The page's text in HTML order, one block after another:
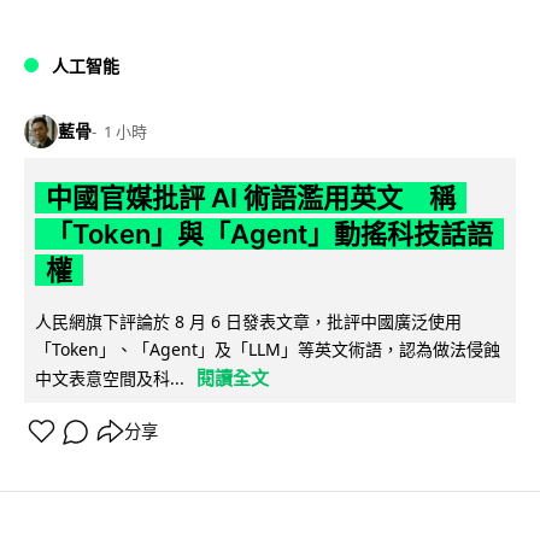
人工智能
藍骨 1 小時
中國官媒批評 AI 術語濫用英文 稱
「Token」與「Agent」動搖科技話語
權
人民網旗下評論於 8 月 6 日發表文章，批評中國廣泛使用
「Token」、「Agent」及「LLM」等英文術語，認為做法侵蝕
中文表意空間及科...
閱讀全文
分享